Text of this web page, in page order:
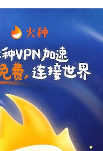
支持 [0] 反对 [0]
支持